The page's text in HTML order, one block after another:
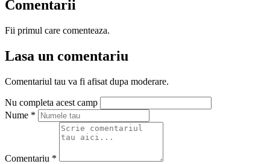
Comentarii
Fii primul care comenteaza.
Lasa un comentariu
Comentariul tau va fi afisat dupa moderare.
Nu completa acest camp
Nume *
Comentariu *